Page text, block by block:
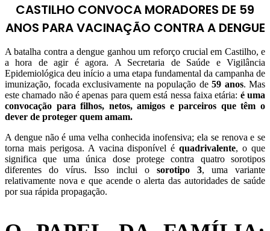
CASTILHO CONVOCA MORADORES DE 59
ANOS PARA VACINAÇÃO CONTRA A DENGUE
A batalha contra a dengue ganhou um reforço crucial em Castilho, e
a hora de agir é agora. A Secretaria de Saúde e Vigilância
Epidemiológica deu início a uma etapa fundamental da campanha de
imunização, focada exclusivamente na população de 59 anos. Mas
este chamado não é apenas para quem está nessa faixa etária: é uma
convocação para filhos, netos, amigos e parceiros que têm o
dever de proteger quem amam.
A dengue não é uma velha conhecida inofensiva; ela se renova e se
torna mais perigosa. A vacina disponível équadrivalente, o que
significa que uma única dose protege contra quatro sorotipos
diferentes do vírus. Isso inclui o sorotipo 3, uma variante
relativamente nova e que acende o alerta das autoridades de saúde
por sua rápida propagação.